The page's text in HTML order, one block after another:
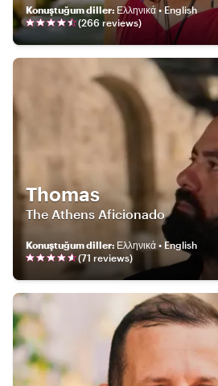
Konuştuğum diller: Ελληνικά • English
(266 reviews)
Thomas
The Athens Aficionado
Konuştuğum diller: Ελληνικά • English
(71 reviews)